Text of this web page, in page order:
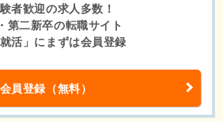
者歓迎の求人多数！
第二新卒の転職サイト
就活」にまずは会員登録
会員登録（無料）